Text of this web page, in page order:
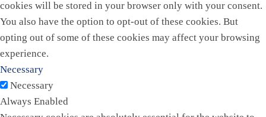
cookies will be stored in your browser only with your consent.
You also have the option to opt-out of these cookies. But
opting out of some of these cookies may affect your browsing
experience.
Necessary
Necessary
Always Enabled